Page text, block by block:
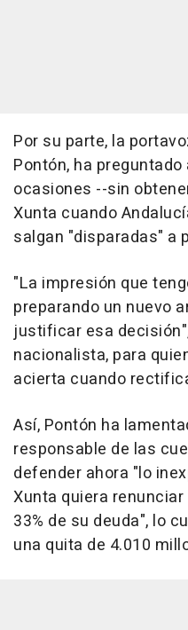
Por su parte, la
Pontón, ha
ocasiones --sin
Xunta cuando
salgan "disparadas" a
"La impresión que
preparando un nuevo
justificar esa
nacionalista, para
acierta cuando
Así, Pontón ha
responsable de las
defender ahora "lo
Xunta quiera
33% de su deuda", lo
una quita de 4.010